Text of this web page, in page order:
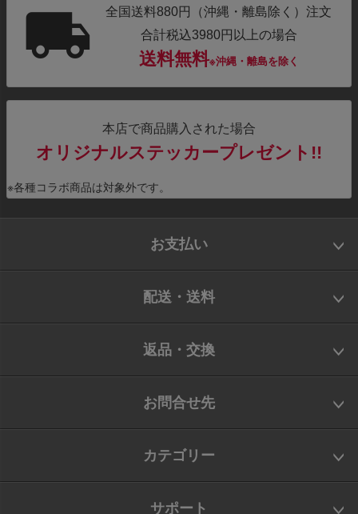
全国送料880円（沖縄・離島除く）注文
合計税込3980円以上の場合
送料無料※沖縄・離島を除く
本店で商品購入された場合
オリジナルステッカープレゼント!!
※各種コラボ商品は対象外です。
お支払い
配送・送料
返品・交換
お問合せ先
カテゴリー
サポート